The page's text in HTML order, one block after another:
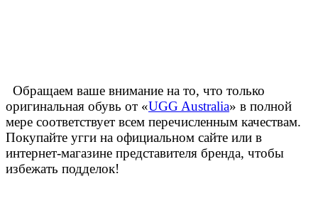
Обращаем ваше внимание на то, что только
оригинальная обувь от «UGG Australia» в полной
мере соответствует всем перечисленным качествам.
Покупайте угги на официальном сайте или в
интернет-магазине представителя бренда, чтобы
избежать подделок!